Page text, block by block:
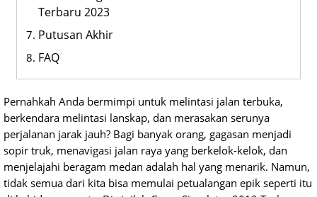
Terbaru 2023
Putusan Akhir
FAQ
Pernahkah Anda bermimpi untuk melintasi jalan terbuka,
berkendara melintasi lanskap, dan merasakan serunya
perjalanan jarak jauh? Bagi banyak orang, gagasan menjadi
sopir truk, menavigasi jalan raya yang berkelok-kelok, dan
menjelajahi beragam medan adalah hal yang menarik. Namun,
tidak semua dari kita bisa memulai petualangan epik seperti itu